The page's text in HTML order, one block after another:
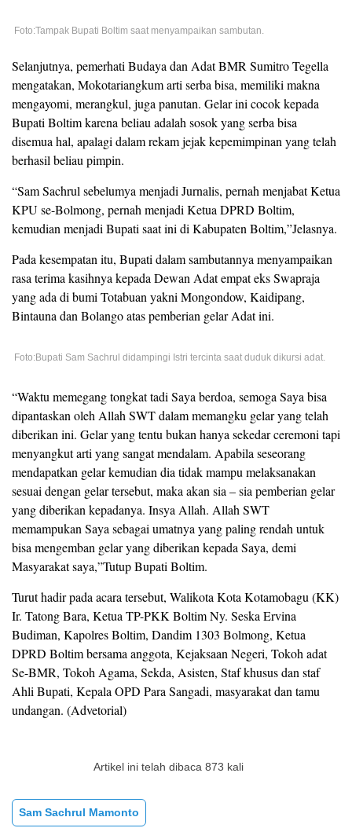
Foto:Tampak Bupati Boltim saat menyampaikan sambutan.
Selanjutnya, pemerhati Budaya dan Adat BMR Sumitro Tegella
mengatakan, Mokotariangkum arti serba bisa, memiliki makna
mengayomi, merangkul, juga panutan. Gelar ini cocok kepada
Bupati Boltim karena beliau adalah sosok yang serba bisa
disemua hal, apalagi dalam rekam jejak kepemimpinan yang telah
berhasil beliau pimpin.
“Sam Sachrul sebelumya menjadi Jurnalis, pernah menjabat Ketua
KPU se-Bolmong, pernah menjadi Ketua DPRD Boltim,
kemudian menjadi Bupati saat ini di Kabupaten Boltim,”Jelasnya.
Pada kesempatan itu, Bupati dalam sambutannya menyampaikan
rasa terima kasihnya kepada Dewan Adat empat eks Swapraja
yang ada di bumi Totabuan yakni Mongondow, Kaidipang,
Bintauna dan Bolango atas pemberian gelar Adat ini.
Foto:Bupati Sam Sachrul didampingi Istri tercinta saat duduk dikursi adat.
“Waktu memegang tongkat tadi Saya berdoa, semoga Saya bisa
dipantaskan oleh Allah SWT dalam memangku gelar yang telah
diberikan ini. Gelar yang tentu bukan hanya sekedar ceremoni tapi
menyangkut arti yang sangat mendalam. Apabila seseorang
mendapatkan gelar kemudian dia tidak mampu melaksanakan
sesuai dengan gelar tersebut, maka akan sia – sia pemberian gelar
yang diberikan kepadanya. Insya Allah. Allah SWT
memampukan Saya sebagai umatnya yang paling rendah untuk
bisa mengemban gelar yang diberikan kepada Saya, demi
Masyarakat saya,”Tutup Bupati Boltim.
Turut hadir pada acara tersebut, Walikota Kota Kotamobagu (KK)
Ir. Tatong Bara, Ketua TP-PKK Boltim Ny. Seska Ervina
Budiman, Kapolres Boltim, Dandim 1303 Bolmong, Ketua
DPRD Boltim bersama anggota, Kejaksaan Negeri, Tokoh adat
Se-BMR, Tokoh Agama, Sekda, Asisten, Staf khusus dan staf
Ahli Bupati, Kepala OPD Para Sangadi, masyarakat dan tamu
undangan. (Advetorial)
Artikel ini telah dibaca 873 kali
Sam Sachrul Mamonto